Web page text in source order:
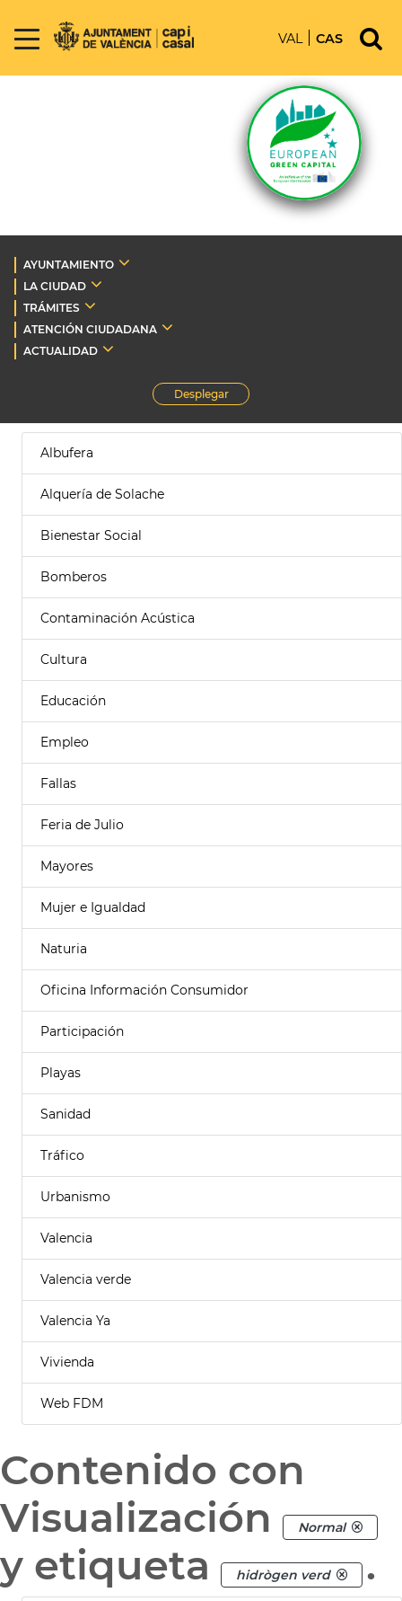
VAL CAS
AYUNTAMIENTO
LA CIUDAD
TRÁMITES
ATENCIÓN CIUDADANA
ACTUALIDAD
Desplegar
Albufera
Alquería de Solache
Bienestar Social
Bomberos
Contaminación Acústica
Cultura
Educación
Empleo
Fallas
Feria de Julio
Mayores
Mujer e Igualdad
Naturia
Oficina Información Consumidor
Participación
Playas
Sanidad
Tráfico
Urbanismo
Valencia
Valencia verde
Valencia Ya
Vivienda
Web FDM
Contenido con
Visualización
Normal
y etiqueta hidrògen verd .